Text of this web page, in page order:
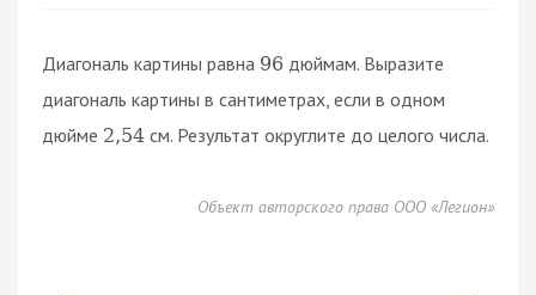
Диагональ картины равна 96 дюймам. Выразите
диагональ картины в сантиметрах, если в одном
дюйме 2,54 см. Результат округлите до целого числа.
Объект авторского права ООО «Легион»